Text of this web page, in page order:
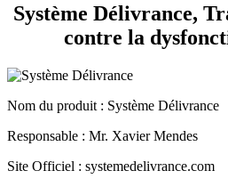
Système Délivrance,
contre la
Nom du produit : Système Délivrance
Responsable : Mr. Xavier Mendes
Site Officiel : systemedelivrance.com